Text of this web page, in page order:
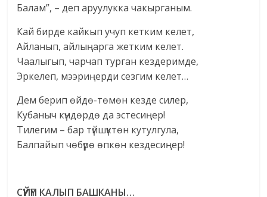
Балам”, – деп аруулукка чакырганым.
Кай бирде кайкып учуп кетким келет,
Айланып, айлыңарга жетким келет.
Чаалыгып, чарчап турган кездеримде,
Эркелеп, мээриңерди сезгим келет…
Дем берип өйдө-төмөн кезде силер,
Кубаныч күндөрдө да эстесиңер!
Тилегим – бар түйшүктөн кутулгула,
Балпайып чөбүрө өпкөн кездесиңер!
СҮЙҮП КАЛЫП БАШКАНЫ…